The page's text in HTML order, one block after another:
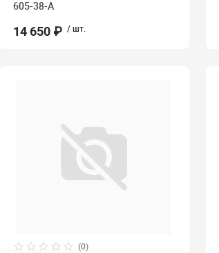
605-38-A
14 650 ₽ / шт.
(0)